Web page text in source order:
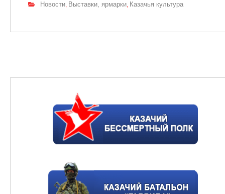
Новости, Выставки, ярмарки, Казачья культура